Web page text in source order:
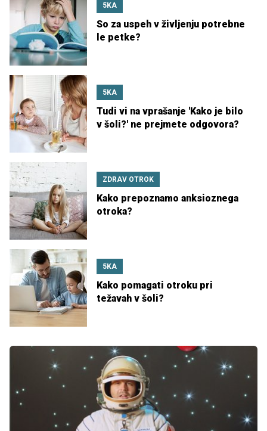
5KA
So za uspeh v življenju potrebne
le petke?
5KA
Tudi vi na vprašanje 'Kako je bilo
v šoli?' ne prejmete odgovora?
ZDRAV OTROK
Kako prepoznamo anksioznega
otroka?
5KA
Kako pomagati otroku pri
težavah v šoli?